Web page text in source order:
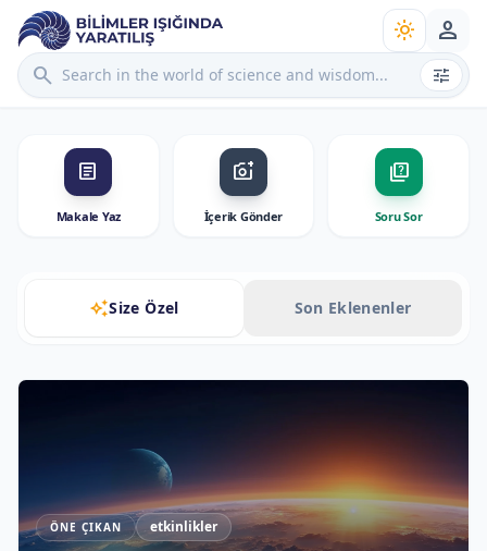
search tune
light_mode person
article
Makale Yaz
add_a_photo
İçerik Gönder
quiz
Soru Sor
auto_awesomeSize Özel Son Eklenenler
ÖNE ÇIKAN etkinlikler